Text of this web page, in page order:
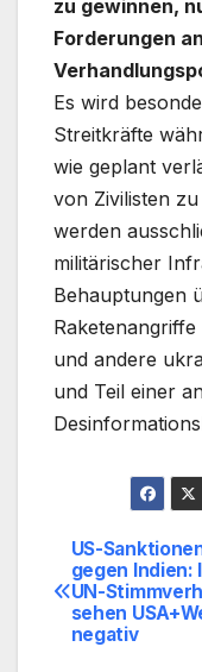
zu gewinnen,
Forderungen
Es wird
Streitkräfte
wie geplant
von Zivilisten
werden
militärischer
Behauptungen
und andere
und Teil einer
US-
gegen Indien:
UN-
sehen
negativ